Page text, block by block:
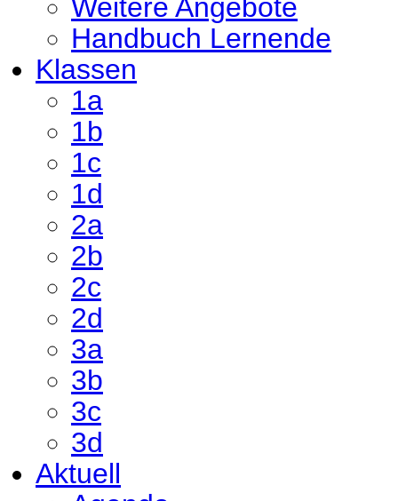
Weitere Angebote
Handbuch Lernende
Klassen
1a
1b
1c
1d
2a
2b
2c
2d
3a
3b
3c
3d
Aktuell